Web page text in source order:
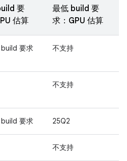
要
估算
最低 build 要
求：GPU 估算
要求 不支持
不支持
要求 25Q2
不支持